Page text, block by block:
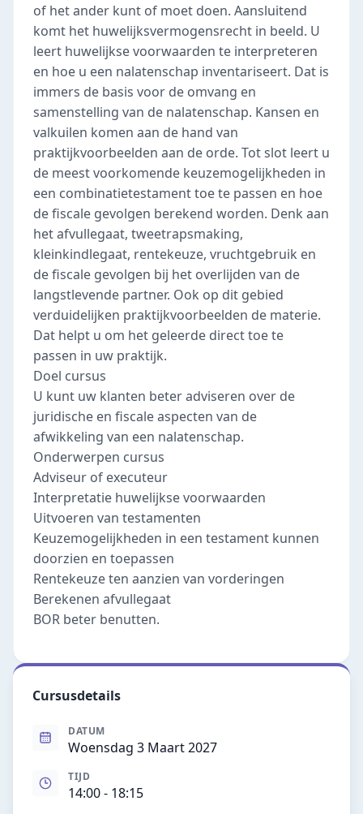
of het ander kunt of moet doen. Aansluitend
komt het huwelijksvermogensrecht in beeld. U
leert huwelijkse voorwaarden te interpreteren
en hoe u een nalatenschap inventariseert. Dat is
immers de basis voor de omvang en
samenstelling van de nalatenschap. Kansen en
valkuilen komen aan de hand van
praktijkvoorbeelden aan de orde. Tot slot leert u
de meest voorkomende keuzemogelijkheden in
een combinatietestament toe te passen en hoe
de fiscale gevolgen berekend worden. Denk aan
het afvullegaat, tweetrapsmaking,
kleinkindlegaat, rentekeuze, vruchtgebruik en
de fiscale gevolgen bij het overlijden van de
langstlevende partner. Ook op dit gebied
verduidelijken praktijkvoorbeelden de materie.
Dat helpt u om het geleerde direct toe te
passen in uw praktijk.
Doel cursus
U kunt uw klanten beter adviseren over de
juridische en fiscale aspecten van de
afwikkeling van een nalatenschap.
Onderwerpen cursus
Adviseur of executeur
Interpretatie huwelijkse voorwaarden
Uitvoeren van testamenten
Keuzemogelijkheden in een testament kunnen
doorzien en toepassen
Rentekeuze ten aanzien van vorderingen
Berekenen afvullegaat
BOR beter benutten.
Cursusdetails
DATUM
Woensdag 3 Maart 2027
TIJD
14:00- 18:15